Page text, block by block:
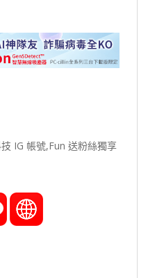
IG 帳號,Fun 送粉絲獨享